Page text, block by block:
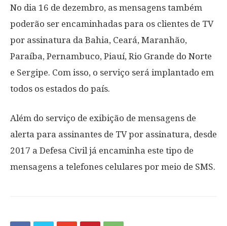
No dia 16 de dezembro, as mensagens também
poderão ser encaminhadas para os clientes de TV
por assinatura da Bahia, Ceará, Maranhão,
Paraíba, Pernambuco, Piauí, Rio Grande do Norte
e Sergipe. Com isso, o serviço será implantado em
todos os estados do país.
Além do serviço de exibição de mensagens de
alerta para assinantes de TV por assinatura, desde
2017 a Defesa Civil já encaminha este tipo de
mensagens a telefones celulares por meio de SMS.